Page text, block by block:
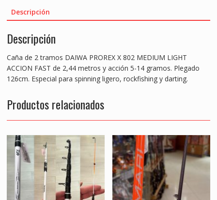
e
b
o
o
k
itt
er l s
p
p
e
g
er
e
Descripción
Descripción
Caña de 2 tramos DAIWA PROREX X 802 MEDIUM LIGHT
ACCION FAST de 2,44 metros y acción 5-14 gramos. Plegado
126cm. Especial para spinning ligero, rockfishing y darting.
Productos relacionados